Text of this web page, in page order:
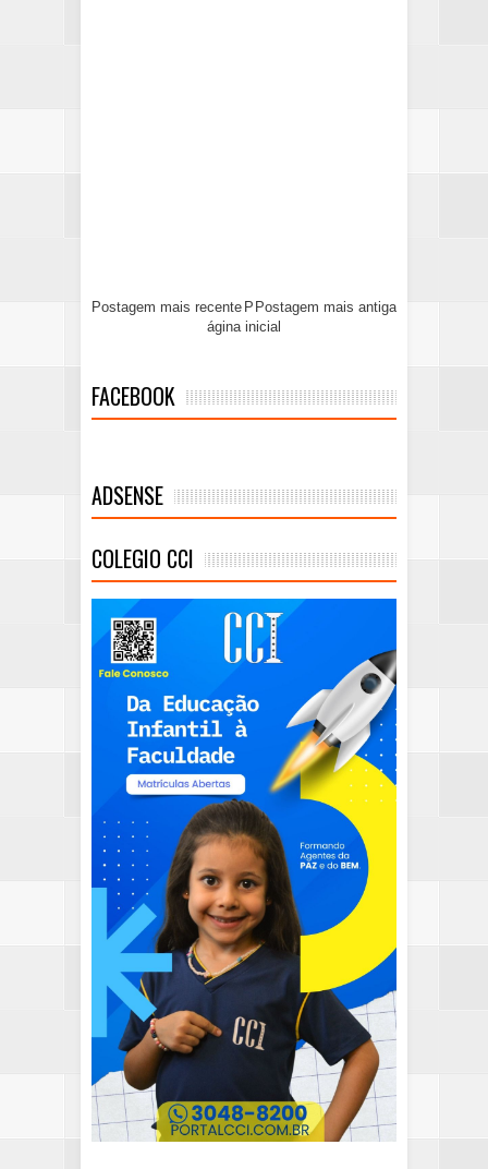
Postagem mais recente Postagem mais antiga
P
ágina inicial
FACEBOOK
ADSENSE
COLEGIO CCI